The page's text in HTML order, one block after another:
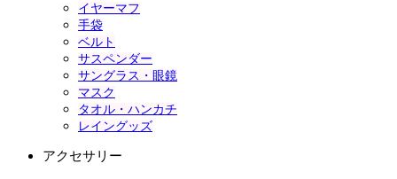
イヤーマフ
手袋
ベルト
サスペンダー
サングラス・眼鏡
マスク
タオル・ハンカチ
レイングッズ
アクセサリー